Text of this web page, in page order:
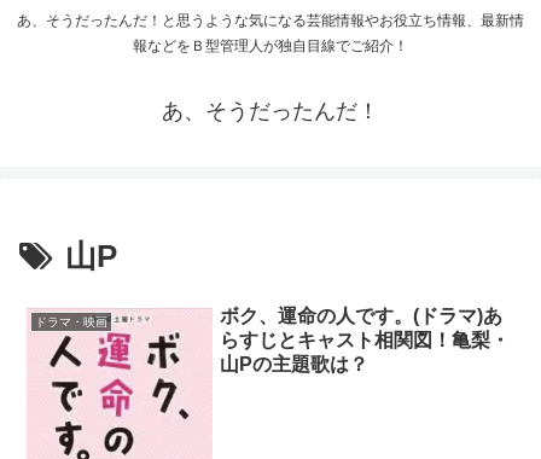
あ、そうだったんだ！と思うような気になる芸能情報やお役立ち情報、最新情
報などをＢ型管理人が独自目線でご紹介！
あ、そうだったんだ！
山P
ドラマ・映画
ボク、運命の人です。(ドラマ)あ
らすじとキャスト相関図！亀梨・
山Pの主題歌は？